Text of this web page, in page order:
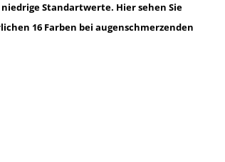
Standartwerte. Hier sehen Sie
16 Farben bei augenschmerzenden